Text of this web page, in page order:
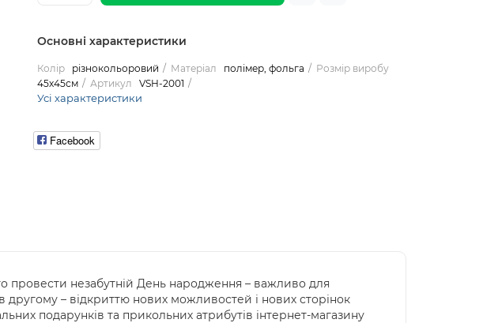
Основні характеристики
Колір різнокольоровий Матеріал полімер, фольга
Розмір виробу
45х45см
Артикул VSH-2001
Усі характеристики
Facebook
провести незабутній День народження – важливо для
– відкриттю нових можливостей і нових сторінок
подарунків та прикольних атрибутів інтернет-магазину